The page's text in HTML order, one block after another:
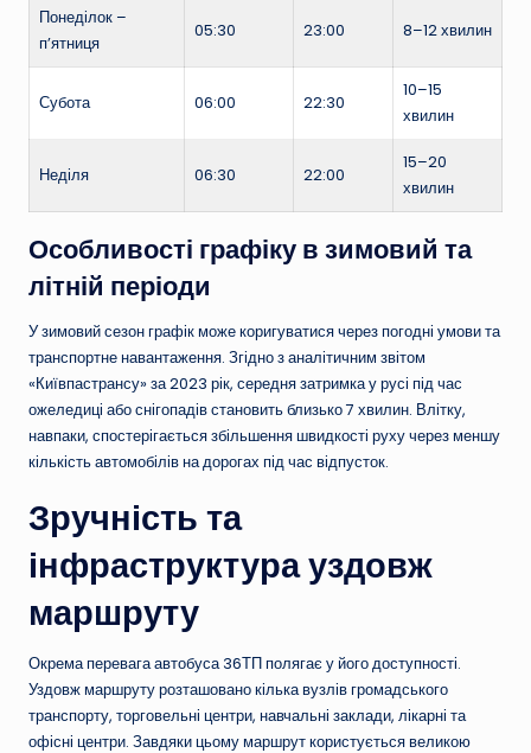
Понеділок –
п’ятниця
05:30 23:00 8–12 хвилин
Субота 06:00 22:30
10–15
хвилин
Неділя 06:30 22:00
15–20
хвилин
Особливості графіку в зимовий та
літній періоди
У зимовий сезон графік може коригуватися через погодні умови та
транспортне навантаження. Згідно з аналітичним звітом
«Київпастрансу» за 2023 рік, середня затримка у русі під час
ожеледиці або снігопадів становить близько 7 хвилин. Влітку,
навпаки, спостерігається збільшення швидкості руху через меншу
кількість автомобілів на дорогах під час відпусток.
Зручність та
інфраструктура уздовж
маршруту
Окрема перевага автобуса 36ТП полягає у його доступності.
Уздовж маршруту розташовано кілька вузлів громадського
транспорту, торговельні центри, навчальні заклади, лікарні та
офісні центри. Завдяки цьому маршрут користується великою